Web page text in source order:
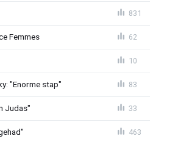
831
Femmes 62
10
"Enorme stap" 83
Judas" 33
463